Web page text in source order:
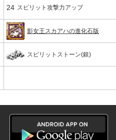
24 スピリット攻撃力アップ
影女王スカアハの進化石版
スピリットストーン(銀)